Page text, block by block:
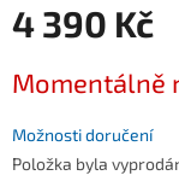
4 390 Kč
cena:
Momentálně
Možnosti doručení
Položka byla